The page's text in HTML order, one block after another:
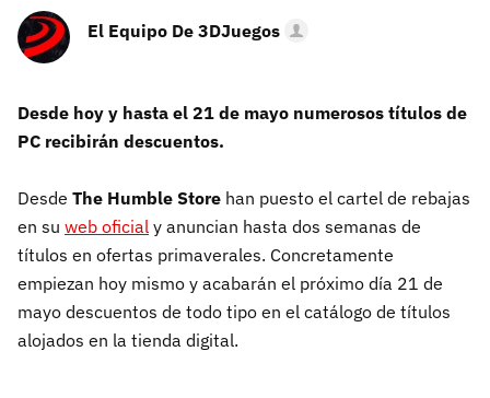
El Equipo De 3DJuegos
Desde hoy y hasta el 21 de mayo numerosos títulos de
PC recibirán descuentos.
Desde The Humble Store han puesto el cartel de rebajas
en su web oficial y anuncian hasta dos semanas de
títulos en ofertas primaverales. Concretamente
empiezan hoy mismo y acabarán el próximo día 21 de
mayo descuentos de todo tipo en el catálogo de títulos
alojados en la tienda digital.